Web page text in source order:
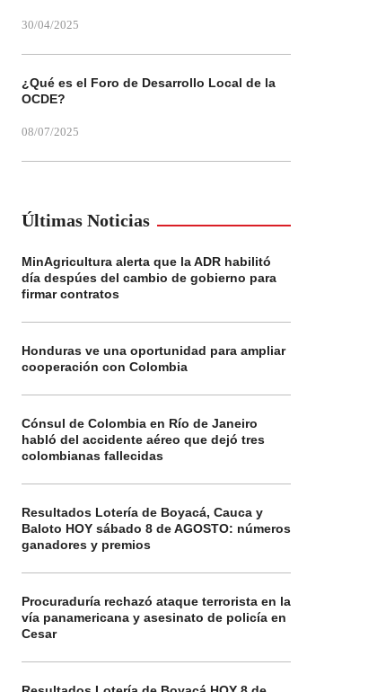
30/04/2025
¿Qué es el Foro de Desarrollo Local de la
OCDE?
08/07/2025
Últimas Noticias
MinAgricultura alerta que la ADR habilitó
día despúes del cambio de gobierno para
firmar contratos
Honduras ve una oportunidad para ampliar
cooperación con Colombia
Cónsul de Colombia en Río de Janeiro
habló del accidente aéreo que dejó tres
colombianas fallecidas
Resultados Lotería de Boyacá, Cauca y
Baloto HOY sábado 8 de AGOSTO: números
ganadores y premios
Procuraduría rechazó ataque terrorista en la
vía panamericana y asesinato de policía en
Cesar